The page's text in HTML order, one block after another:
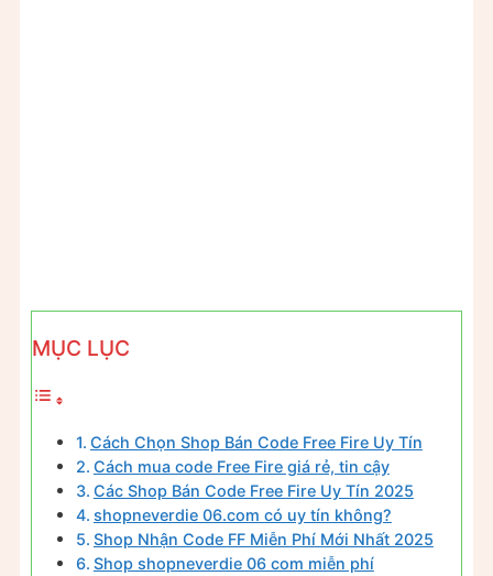
MỤC LỤC
Cách Chọn Shop Bán Code Free Fire Uy Tín
Cách mua code Free Fire giá rẻ, tin cậy
Các Shop Bán Code Free Fire Uy Tín 2025
shopneverdie 06.com có uy tín không?
Shop Nhận Code FF Miễn Phí Mới Nhất 2025
Shop shopneverdie 06 com miễn phí